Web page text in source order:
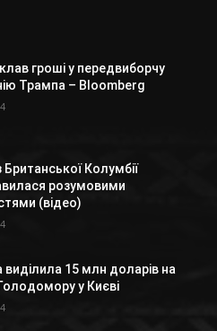
гроші у передвиборчу
Трампа – Bloomberg
Британської Колумбії
розумовими
(відео)
виділила 15 млн доларів на
у Києві